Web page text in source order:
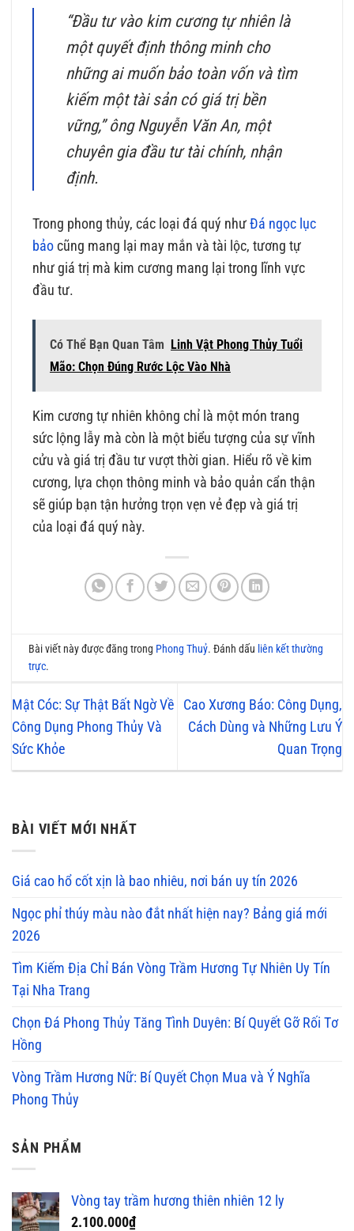
“Đầu tư vào kim cương tự nhiên là
một quyết định thông minh cho
những ai muốn bảo toàn vốn và tìm
kiếm một tài sản có giá trị bền
vững,” ông Nguyễn Văn An, một
chuyên gia đầu tư tài chính, nhận
định.
Trong phong thủy, các loại đá quý nhưĐá ngọc lục
bảo cũng mang lại may mắn và tài lộc, tương tự
như giá trị mà kim cương mang lại trong lĩnh vực
đầu tư.
Có Thể Bạn Quan Tâm
Linh Vật Phong Thủy Tuổi
Mão: Chọn Đúng Rước Lộc Vào Nhà
Kim cương tự nhiên không chỉ là một món trang
sức lộng lẫy mà còn là một biểu tượng của sự vĩnh
cửu và giá trị đầu tư vượt thời gian. Hiểu rõ về kim
cương, lựa chọn thông minh và bảo quản cẩn thận
sẽ giúp bạn tận hưởng trọn vẹn vẻ đẹp và giá trị
của loại đá quý này.
Bài viết này được đăng trong Phong Thuỷ. Đánh dấu liên kết thường
trực.
Mật Cóc: Sự Thật Bất Ngờ Về
Công Dụng Phong Thủy Và
Sức Khỏe
Cao Xương Báo: Công Dụng,
Cách Dùng và Những Lưu Ý
Quan Trọng
BÀI VIẾT MỚI NHẤT
Giá cao hổ cốt xịn là bao nhiêu, nơi bán uy tín 2026
Ngọc phỉ thúy màu nào đắt nhất hiện nay? Bảng giá mới
2026
Tìm Kiếm Địa Chỉ Bán Vòng Trầm Hương Tự Nhiên Uy Tín
Tại Nha Trang
Chọn Đá Phong Thủy Tăng Tình Duyên: Bí Quyết Gỡ Rối Tơ
Hồng
Vòng Trầm Hương Nữ: Bí Quyết Chọn Mua và Ý Nghĩa
Phong Thủy
SẢN PHẨM
Vòng tay trầm hương thiên nhiên 12 ly
2.100.000₫